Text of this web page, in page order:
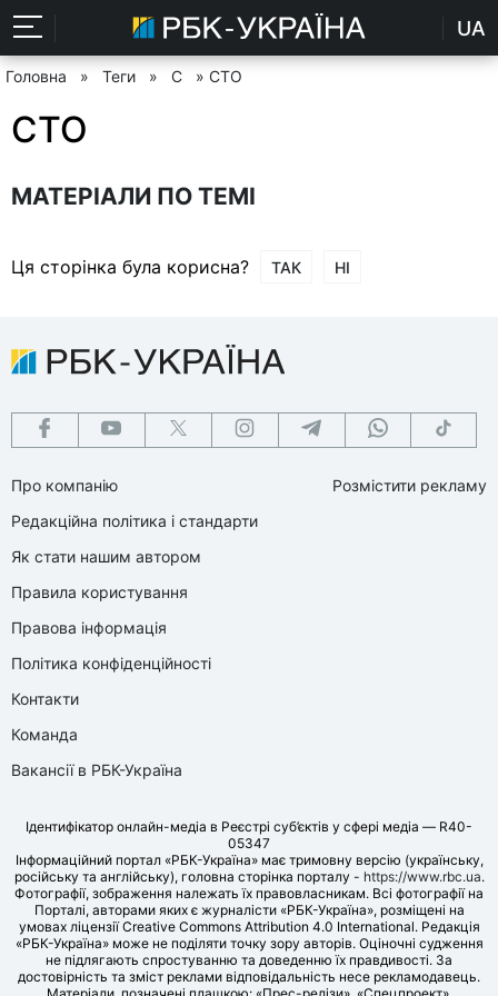
UA
Головна » Теги » С » СТО
СТО
МАТЕРІАЛИ ПО ТЕМІ
Ця сторінка була корисна? ТАК НІ
Про компанію
Редакційна політика і стандарти
Як стати нашим автором
Правила користування
Правова інформація
Політика конфіденційності
Контакти
Команда
Вакансії в РБК-Україна
Розмістити рекламу
Ідентифікатор онлайн-медіа в Реєстрі суб’єктів у сфері медіа — R40-
05347
Інформаційний портал «РБК-Україна» має тримовну версію (українську,
російську та англійську), головна сторінка порталу - https://www.rbc.ua.
Фотографії, зображення належать їх правовласникам. Всі фотографії на
Порталі, авторами яких є журналісти «РБК-Україна», розміщені на
умовах ліцензії Creative Commons Attribution 4.0 International. Редакція
«РБК-Україна» може не поділяти точку зору авторів. Оціночні судження
не підлягають спростуванню та доведенню їх правдивості. За
достовірність та зміст реклами відповідальність несе рекламодавець.